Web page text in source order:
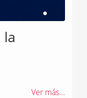
la
Ver más...